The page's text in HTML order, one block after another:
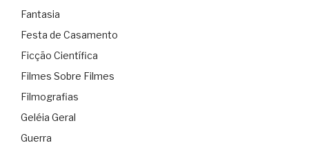
Fantasia
Festa de Casamento
Ficção Científica
Filmes Sobre Filmes
Filmografias
Geléia Geral
Guerra